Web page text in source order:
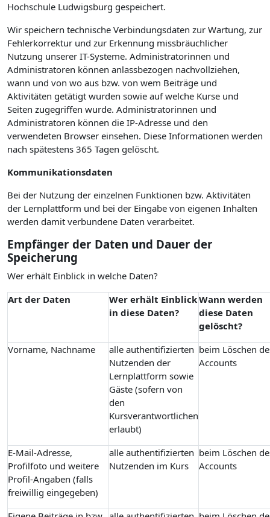
Hochschule Ludwigsburg gespeichert.
Wir speichern technische Verbindungsdaten zur Wartung, zur
Fehlerkorrektur und zur Erkennung missbräuchlicher
Nutzung unserer IT-Systeme. Administratorinnen und
Administratoren können anlassbezogen nachvollziehen,
wann und von wo aus bzw. von wem Beiträge und
Aktivitäten getätigt wurden sowie auf welche Kurse und
Seiten zugegriffen wurde. Administratorinnen und
Administratoren können die IP-Adresse und den
verwendeten Browser einsehen. Diese Informationen werden
nach spätestens 365 Tagen gelöscht.
Kommunikationsdaten
Bei der Nutzung der einzelnen Funktionen bzw. Aktivitäten
der Lernplattform und bei der Eingabe von eigenen Inhalten
werden damit verbundene Daten verarbeitet.
Empfänger der Daten und Dauer der
Speicherung
Wer erhält Einblick in welche Daten?
Art der Daten
Wer erhält Einblick
in diese Daten?
Wann werden
diese Daten
gelöscht?
Vorname, Nachname
alle authentifizierten
Nutzenden der
Lernplattform sowie
Gäste (sofern von
den
Kursverantwortlichen
erlaubt)
beim Löschen
Accounts
E-Mail-Adresse,
Profilfoto und weitere
Profil-Angaben (falls
freiwillig eingegeben)
alle authentifizierten
Nutzenden im Kurs
beim Löschen
Accounts